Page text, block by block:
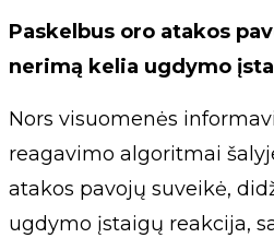
Paskelbus oro atakos
nerimą kelia ugdymo
Nors visuomenės
reagavimo algoritmai
atakos pavojų suveikė,
ugdymo įstaigų reakcija,